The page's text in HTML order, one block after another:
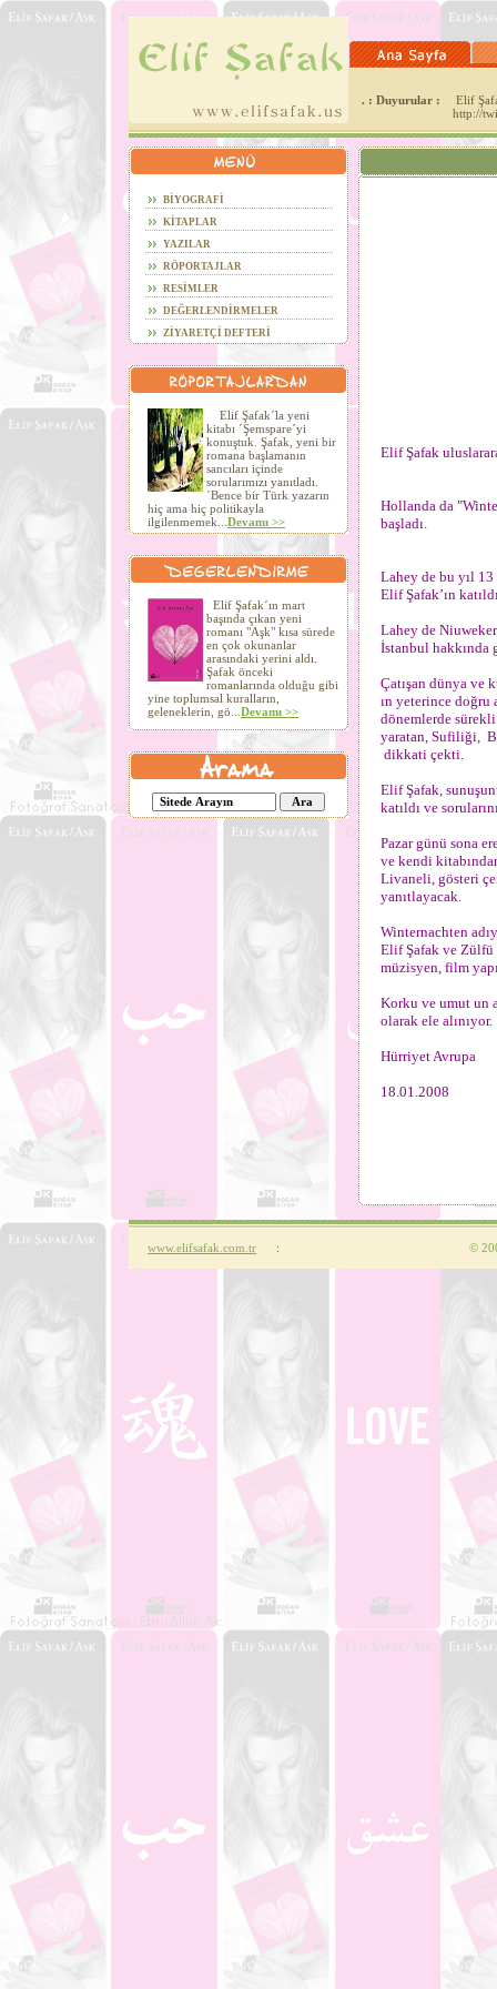
. : Duyurular :
Elif
http://
BİYOGRAFİ
KİTAPLAR
YAZILAR
RÖPORTAJLAR
RESİMLER
DEĞERLENDİRMELER
ZİYARETÇİ DEFTERİ
Elif Şafak´la yeni
kitabı ´Şemspare´yi
konuştuk. Şafak, yeni bir
romana başlamanın
sancıları içinde
sorularımızı yanıtladı.
´Bence bir Türk yazarın
hiç ama hiç politikayla
ilgilenmemek... Devamı >>
Elif Şafak´ın mart
başında çıkan yeni
romanı "Aşk" kısa sürede
en çok okunanlar
arasındaki yerini aldı.
Şafak önceki
romanlarında olduğu gibi
yine toplumsal kuralların,
geleneklerin, gö... Devamı >>
Elif Şafak
Hollanda da
başladı.
Lahey de bu yıl
Elif Şafak’ın
Lahey de
İstanbul hakkında
Çatışan dünya ve
ın yeterince doğru
dönemlerde sürekli
yaratan, Sufiliği,
dikkati çekti.
Elif Şafak,
katıldı ve
Pazar günü sona
ve kendi
Livaneli, gösteri
yanıtlayacak.
Winternachten
Elif Şafak ve Zülfü
müzisyen, film
Korku ve umut un
olarak ele alınıyor.
Hürriyet Avrupa
18.01.2008
www.elifsafak.com.tr : ©